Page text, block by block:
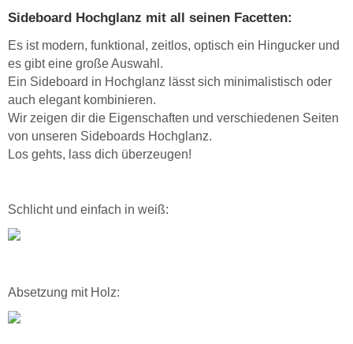
Sideboard Hochglanz mit all seinen Facetten:
Es ist modern, funktional, zeitlos, optisch ein Hingucker und
es gibt eine große Auswahl.
Ein Sideboard in Hochglanz lässt sich minimalistisch oder
auch elegant kombinieren.
Wir zeigen dir die Eigenschaften und verschiedenen Seiten
von unseren Sideboards Hochglanz.
Los gehts, lass dich überzeugen!
Schlicht und einfach in weiß:
Absetzung mit Holz: